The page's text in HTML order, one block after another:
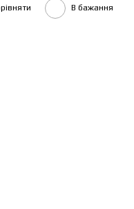
В бажання